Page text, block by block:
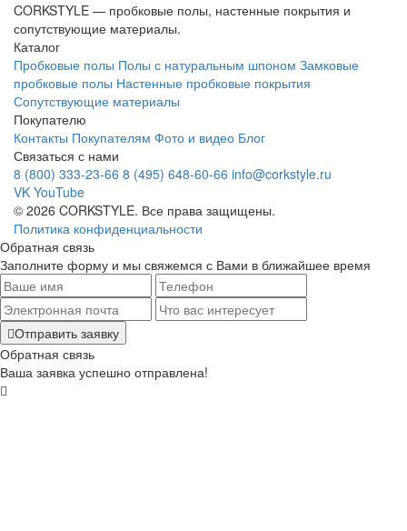
CORKSTYLE — пробковые полы, настенные покрытия и
сопутствующие материалы.
Каталог
Пробковые полы Полы с натуральным шпоном Замковые
пробковые полы Настенные пробковые покрытия
Сопутствующие материалы
Покупателю
Контакты Покупателям Фото и видео Блог
Связаться с нами
8 (800) 333-23-66 8 (495) 648-60-66 info@corkstyle.ru
VK YouTube
© 2026 CORKSTYLE. Все права защищены.
Политика конфиденциальности
Обратная связь
Заполните форму и мы свяжемся с Вами в ближайшее время
Отправить заявку
Обратная связь
Ваша заявка успешно отправлена!